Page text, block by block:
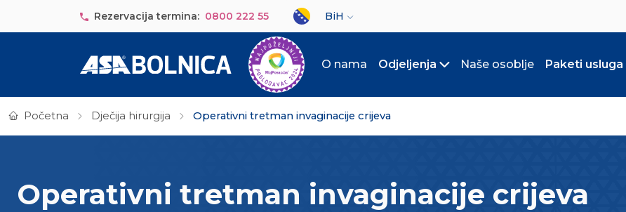
Rezervacija termina: 0800 222 55
Select your language
BiH
O nama Odjeljenja
Toggle submenu
Naše osoblje Paketi usluga
Početna Dječija hirurgija Operativni tretman invaginacije crijeva
Operativni tretman invaginacije crijeva